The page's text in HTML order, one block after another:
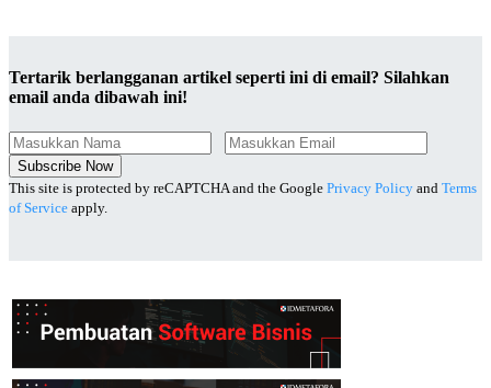
Tertarik berlangganan artikel seperti ini di email? Silahkan
email anda dibawah ini!
Subscribe Now
This site is protected by reCAPTCHA and the Google Privacy Policy and Terms
of Service apply.